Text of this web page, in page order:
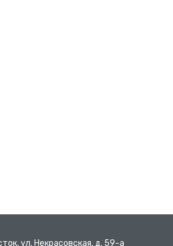
ул. Некрасовская, д. 59-а